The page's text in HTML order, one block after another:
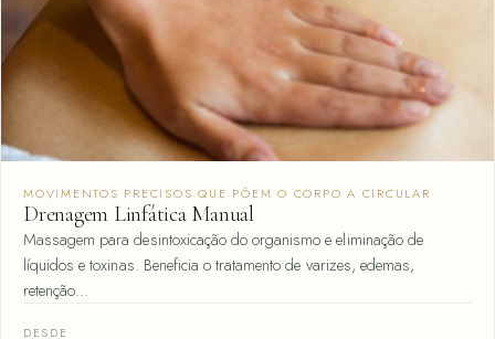
MOVIMENTOS PRECISOS QUE PÕEM O CORPO A CIRCULAR
Drenagem Linfática Manual
Massagem para desintoxicação do organismo e eliminação de
líquidos e toxinas. Beneficia o tratamento de varizes, edemas,
retenção…
DESDE